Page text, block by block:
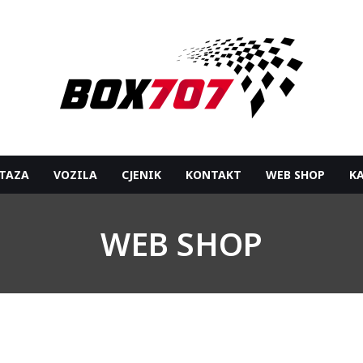
VOZILA CJENIK KONTAKT WEB SHOP
WEB SHOP